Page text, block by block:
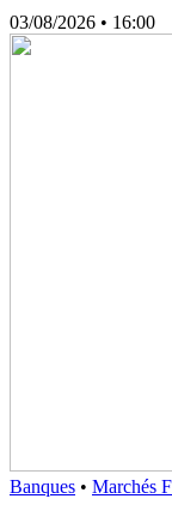
03/08/2026 • 16:00
Banques • Marchés